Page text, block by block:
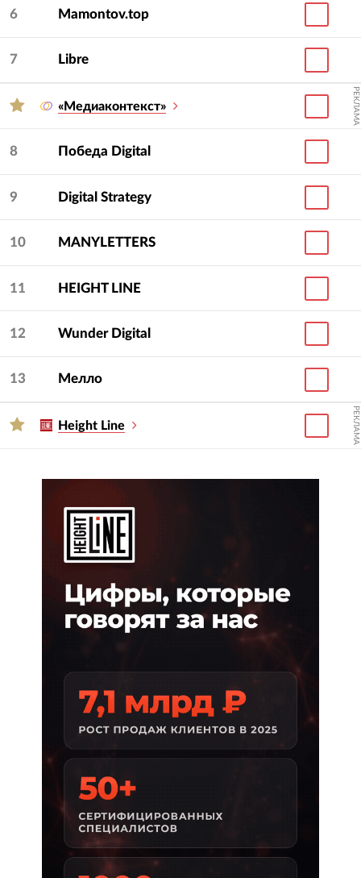
6 Mamontov.top
7 Libre
«Медиаконтекст» РЕКЛАМА
8 Победа Digital
9 Digital Strategy
10 MANYLETTERS
11 HEIGHT LINE
12 Wunder Digital
13 Мелло
Height Line РЕКЛАМА